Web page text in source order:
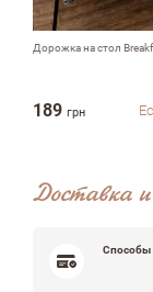
Дорожка на стол
189 грн
Доставка
Способы
Достоинства